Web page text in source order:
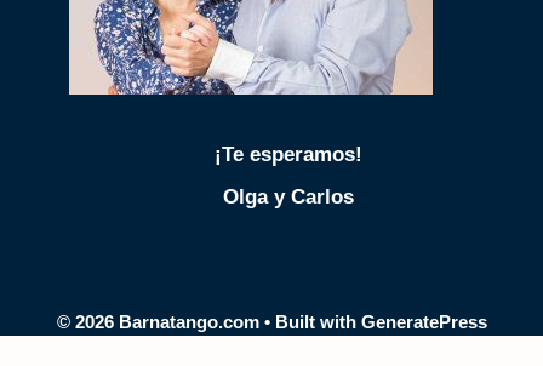
¡Te esperamos!
Olga y Carlos
© 2026 Barnatango.com• Built with GeneratePress